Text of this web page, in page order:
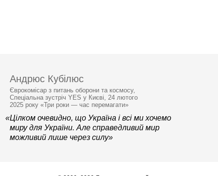
Андрюс Кубілюс
Єврокомісар з питань оборони та космосу,
Спеціальна зустріч YES у Києві, 24 лютого
2025 року «Три роки — час перемагати»
«Цілком очевидно, що Україна і всі ми хочемо
миру для України. Але справедливий мир
можливий лише через силу»